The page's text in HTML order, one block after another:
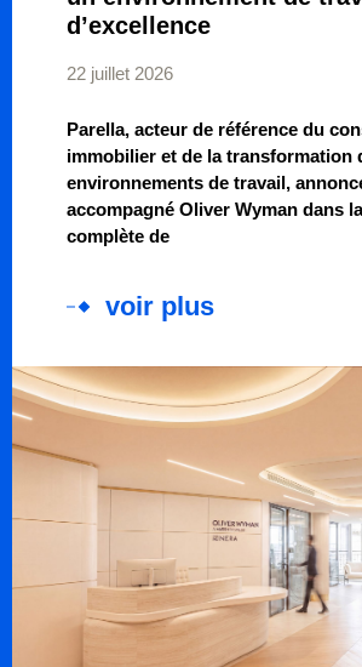
d’excellence
22 juillet 2026
Parella, acteur de référence du
immobilier et de la transformation
environnements de travail,
accompagné Oliver Wyman dans
complète de
voir plus